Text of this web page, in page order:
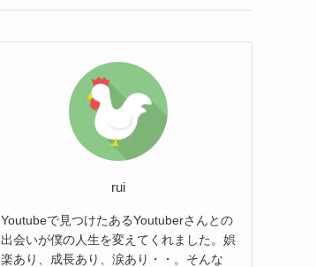
rui
Youtubeで見つけたあるYoutuberさんとの
出会いが僕の人生を変えてくれました。娯
楽あり、成長あり、涙あり・・。そんな